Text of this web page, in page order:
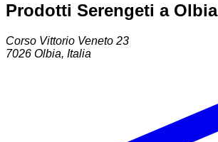
Prodotti Serengeti a Olbia
Corso Vittorio Veneto 23
7026 Olbia, Italia